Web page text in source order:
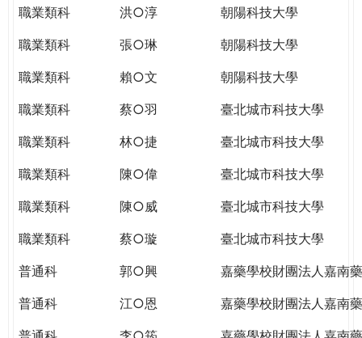
職業類科
洪○淳
朝陽科技大學
職業類科
張○琳
朝陽科技大學
職業類科
賴○文
朝陽科技大學
職業類科
蔡○羽
臺北城市科技大學
職業類科
林○捷
臺北城市科技大學
職業類科
陳○偉
臺北城市科技大學
職業類科
陳○威
臺北城市科技大學
職業類科
蔡○璇
臺北城市科技大學
普通科
郭○興
嘉藥學校財團法人嘉南
普通科
江○恩
嘉藥學校財團法人嘉南